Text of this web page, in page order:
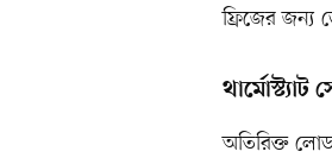
ফ্রিজের জন্য
থার্মোস্ট্যাট
অতিরিক্ত